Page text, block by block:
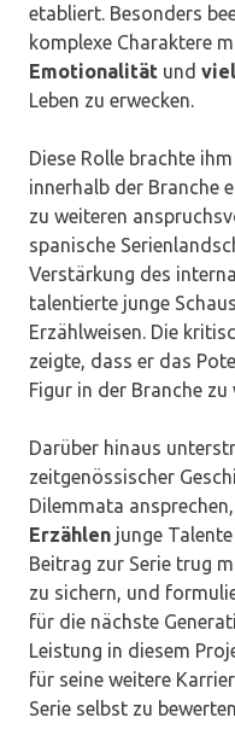
etabliert. Besonders
komplexe Charaktere
Emotionalität und
Leben zu erwecken.
Diese Rolle brachte
innerhalb der Branche
zu weiteren
spanische
Verstärkung des
talentierte junge
Erzählweisen. Die
zeigte, dass er das
Figur in der Branche zu
Darüber hinaus
zeitgenössischer
Dilemmata
Erzählen junge
Beitrag zur Serie trug
zu sichern, und
für die nächste
Leistung in diesem
für seine weitere
Serie selbst zu